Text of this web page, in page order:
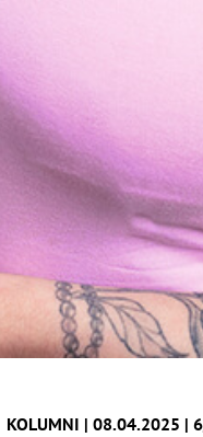
KOLUMNI | 08.04.2025 |